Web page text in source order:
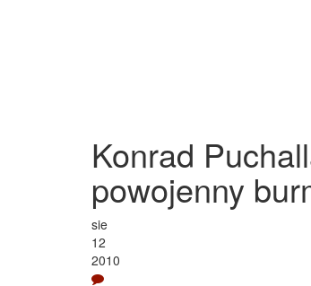
Konrad
powojenny
sie
12
2010